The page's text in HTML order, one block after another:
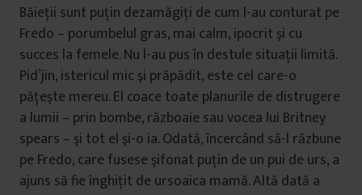
Băieţii sunt puţin dezamăgiţi de cum l-au conturat pe
Fredo – porumbelul gras, mai calm, ipocrit şi cu
succes la femele. Nu l-au pus în destule situaţii limită.
Pid’jin, istericul mic şi prăpădit, este cel care-o
păţeşte mereu. El coace toate planurile de distrugere
a lumii – prin bombe, războaie sau vocea lui Britney
spears – şi tot el şi-o ia. Odată, încercând să-l răzbune
pe Fredo, care fusese şifonat puţin de un pui de urs, a
ajuns să fie înghiţit de ursoaica mamă. Altă dată a